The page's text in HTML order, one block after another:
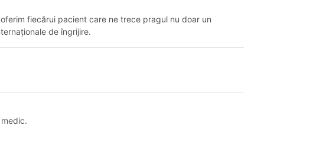
fiecărui pacient care ne trece pragul nu doar un
de îngrijire.